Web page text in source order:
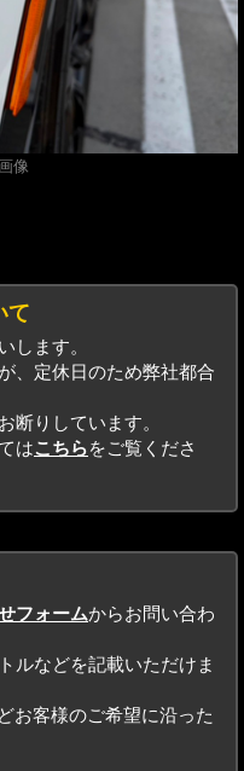
像
て
します。
、定休日のため弊社都合
断りしています。
はこちらをご覧くださ
フォームからお問い合わ
ルなどを記載いただけま
お客様のご希望に沿った